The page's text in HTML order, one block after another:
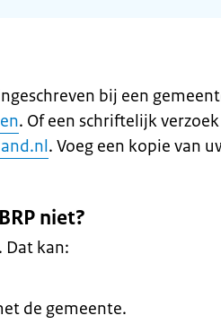
bij een
. Of een schriftelijk verzoek
. Voeg een kopie van
niet?
Dat kan:
de gemeente.